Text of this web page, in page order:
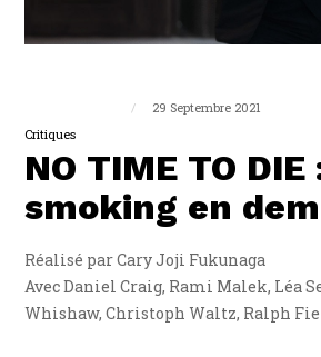
29 Septembre 2021
Critiques
NO TIME TO
smoking en
Réalisé par Cary Joji Fukunaga
Avec Daniel Craig, Rami Malek, Léa
Whishaw, Christoph Waltz, Ralph